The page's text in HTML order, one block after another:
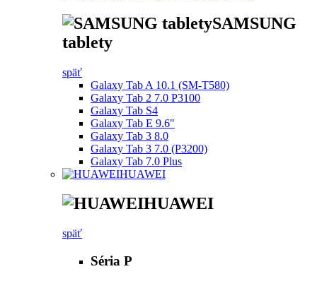
SAMSUNG
tablety
späť
Galaxy Tab A 10.1 (SM-T580)
Galaxy Tab 2 7.0 P3100
Galaxy Tab S4
Galaxy Tab E 9.6"
Galaxy Tab 3 8.0
Galaxy Tab 3 7.0 (P3200)
Galaxy Tab 7.0 Plus
HUAWEI
HUAWEI
späť
Séria P